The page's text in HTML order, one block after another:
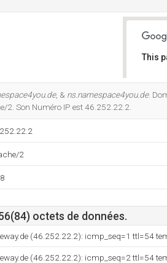
This
, & ns.namespace4you.de.
Son Numéro IP est 46.252.22.2.
2
octets de données.
(46.252.22.2): icmp_seq=1 ttl=54
(46.252.22.2): icmp_seq=2 ttl=54